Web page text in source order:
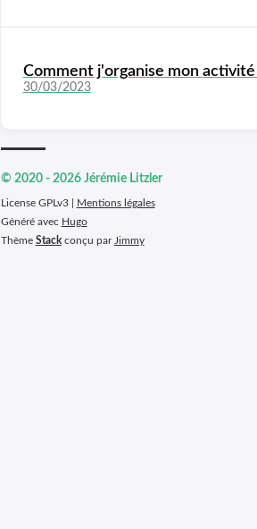
Comment j'organise mon activité
30/03/2023
© 2020 - 2026 Jérémie Litzler
License GPLv3 |
Mentions légales
Généré avec Hugo
Thème Stackconçu par Jimmy